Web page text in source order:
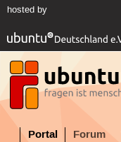
hosted by
Portal Forum